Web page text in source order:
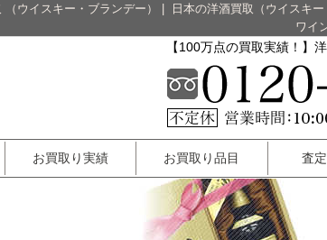
ウイスキー・ブランデー） 日本の洋酒買取（ウイスキー
ワイ
【100万点の買取実績！】
お買取り実績 お買取り品目 査